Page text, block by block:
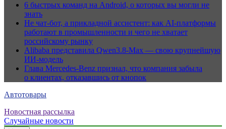
6 быстрых команд на Android, о которых вы могли не
знать
Не чат-бот, а прикладной ассистент: как AI-платформы
работают в промышленности и чего не хватает
российскому рынку
Alibaba представила Qwen3.8-Max — свою крупнейшую
ИИ-модель
Глава Mercedes-Benz признал, что компания забыла
о клиентах, отказавшись от кнопок
Автотовары
Новостная рассылка
Случайные новости